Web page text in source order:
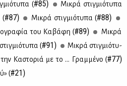
(#85)
Μι­κρά στιγ­μιό­τυ­πα
(#87) Μι­κρά στιγ­μιό­τυ­πα (#88)
του Κα­βά­φη (#89)
Μι­κρά
(#91)
Μι­κρά στιγ­μιό­τυ­
την Κα­στο­ριά με το … Γραμ­μέ­νο (#77)
(#21)